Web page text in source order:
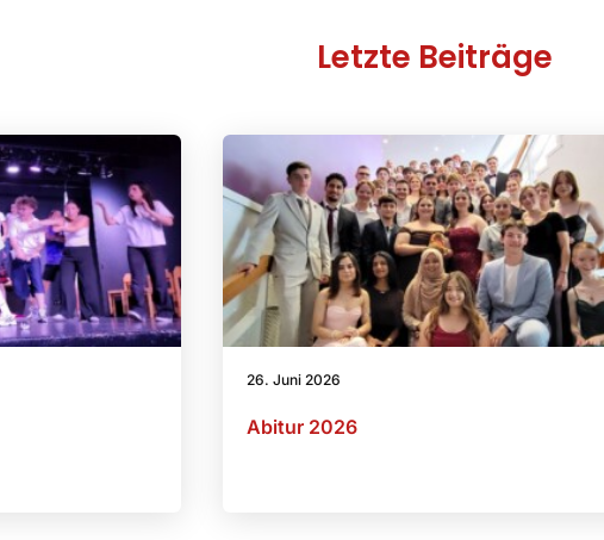
Letzte Beiträge
26. Juni 2026
Abitur 2026